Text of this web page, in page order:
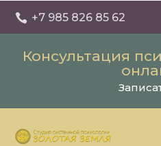
 +7 985 826 85 62
Консультация